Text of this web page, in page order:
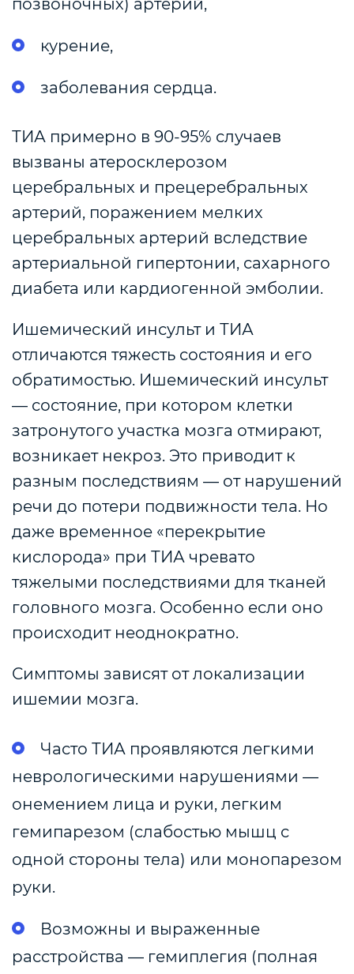
позвоночных) артерий,
курение,
заболевания сердца.
ТИА примерно в 90-95% случаев
вызваны атеросклерозом
церебральных и прецеребральных
артерий, поражением мелких
церебральных артерий вследствие
артериальной гипертонии, сахарного
диабета или кардиогенной эмболии.
Ишемический инсульт и ТИА
отличаются тяжесть состояния и его
обратимостью. Ишемический инсульт
— состояние, при котором клетки
затронутого участка мозга отмирают,
возникает некроз. Это приводит к
разным последствиям — от нарушений
речи до потери подвижности тела. Но
даже временное «перекрытие
кислорода» при ТИА чревато
тяжелыми последствиями для тканей
головного мозга. Особенно если оно
происходит неоднократно.
Симптомы зависят от локализации
ишемии мозга.
Часто ТИА проявляются легкими
неврологическими нарушениями —
онемением лица и руки, легким
гемипарезом (слабостью мышц с
одной стороны тела) или монопарезом
руки.
Возможны и выраженные
расстройства — гемиплегия (полная